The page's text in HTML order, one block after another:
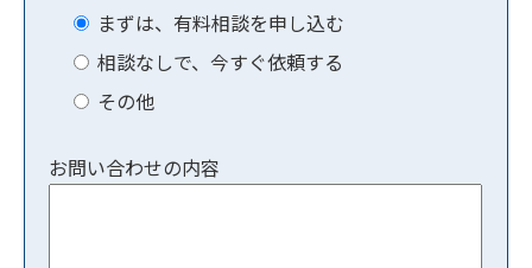
まずは、有料相談を申し込む
相談なしで、今すぐ依頼する
その他
お問い合わせの内容